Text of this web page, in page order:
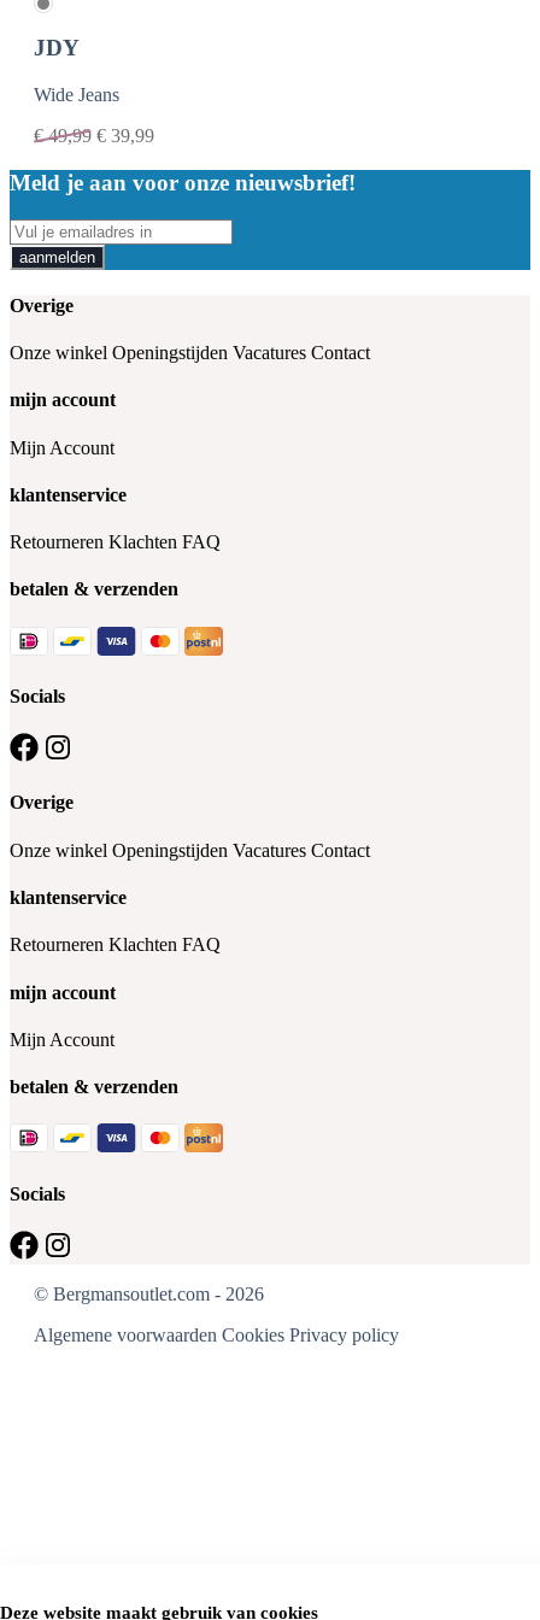
Deze website maakt gebruik van cookies
JDY
Wide Jeans
€49,99 € 39,99
Meld je aan voor onze nieuwsbrief!
aanmelden
Overige
Onze winkel Openingstijden Vacatures Contact
mijn account
Mijn Account
klantenservice
Retourneren Klachten FAQ
betalen & verzenden
Socials
Overige
Onze winkel Openingstijden Vacatures Contact
klantenservice
Retourneren Klachten FAQ
mijn account
Mijn Account
betalen & verzenden
Socials
© Bergmansoutlet.com - 2026
Algemene voorwaarden Cookies Privacy policy